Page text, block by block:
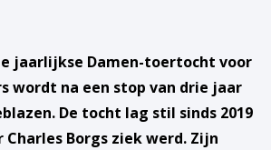
jaarlijkse Damen-toertocht voor
wordt na een stop van drie jaar
De tocht lag stil sinds 2019
Borgs ziek werd. Zijn